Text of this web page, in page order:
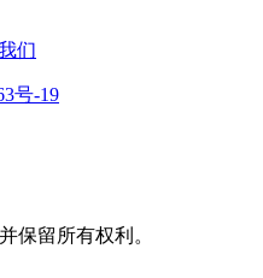
们
号-19
保留所有权利。